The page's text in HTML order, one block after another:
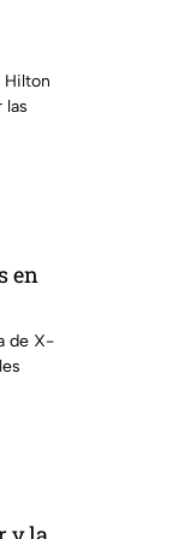
Hilton
las
en
de X-